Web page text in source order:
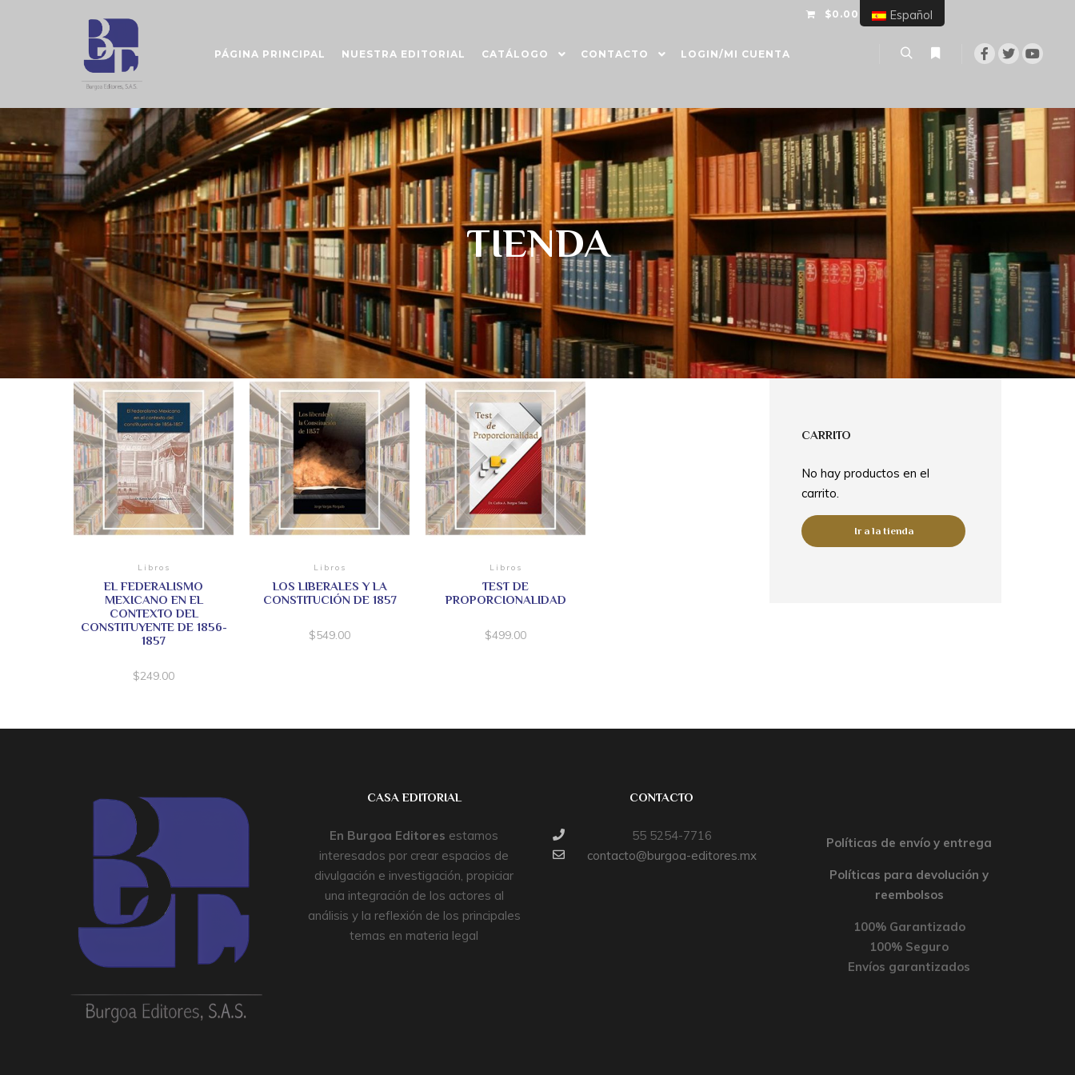
PÁGINA PRINCIPAL NUESTRA EDITORIAL CATÁLOGO CONTACTO LOGIN/MI CUENTA
$0.00
TIENDA
Libros
EL FEDERALISMO
MEXICANO EN EL
CONTEXTO DEL
CONSTITUYENTE DE 1856-
1857
$249.00
Libros
LOS LIBERALES Y LA
CONSTITUCIÓN DE 1857
$549.00
Libros
TEST DE
PROPORCIONALIDAD
$499.00
CARRITO
No hay productos en el
carrito.
Ir a la tienda
CASA EDITORIAL
En Burgoa Editores estamos
interesados por crear espacios de
divulgación e investigación, propiciar
una integración de los actores al
análisis y la reflexión de los principales
temas en materia legal
CONTACTO
55 5254-7716
contacto@burgoa-editores.mx
Políticas de envío y entrega
Políticas para devolución y
reembolsos
100% Garantizado
100% Seguro
Envíos garantizados
Español